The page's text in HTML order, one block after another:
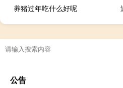
养猪过年吃什么好呢
公告